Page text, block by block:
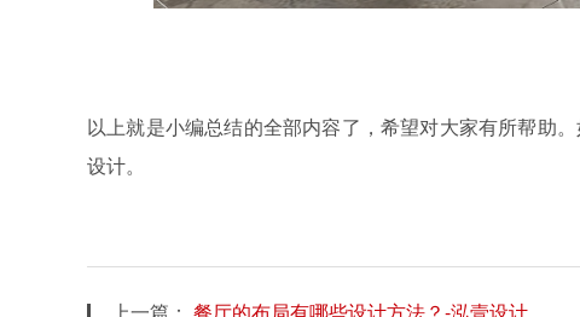
以上就是小编总结的全部内容了，希望对大家有所帮助
设计。